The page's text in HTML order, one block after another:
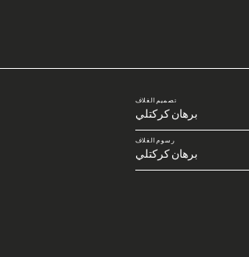
تصميم الغلاف
برهان كركتلي
رسوم الغلاف
برهان كركتلي